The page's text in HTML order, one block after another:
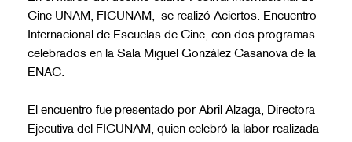
Cine UNAM, FICUNAM, se realizó Aciertos. Encuentro
Internacional de Escuelas de Cine, con dos programas
celebrados en la Sala Miguel González Casanova de la
ENAC.
El encuentro fue presentado por Abril Alzaga, Directora
Ejecutiva del FICUNAM, quien celebró la labor realizada